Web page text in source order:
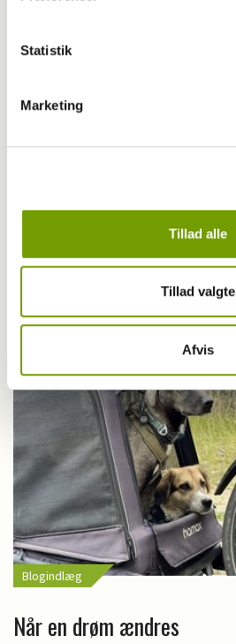
Statistik
Marketing
Tillad alle
Tillad valgte
Afvis
Blog: De vigtige pauser
Blogindlæg
Når en drøm ændres